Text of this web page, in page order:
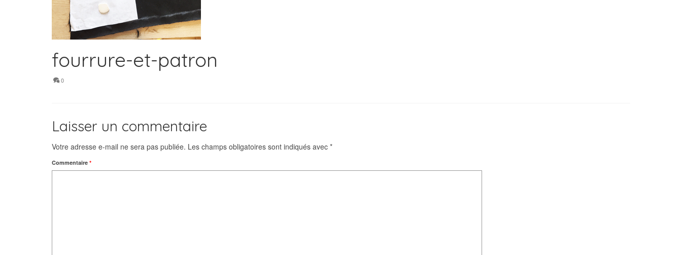
fourrure-et-patron
0
Laisser un commentaire
Votre adresse e-mail ne sera pas publiée. Les champs obligatoires sont indiqués avec *
Commentaire *